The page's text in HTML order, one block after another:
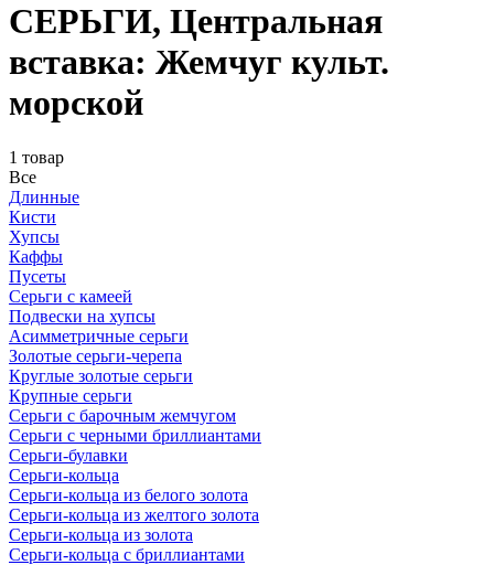
СЕРЬГИ, Центральная
вставка: Жемчуг культ.
морской
1 товар
Все
Длинные
Кисти
Хупсы
Каффы
Пусеты
Серьги с камеей
Подвески на хупсы
Асимметричные серьги
Золотые серьги-черепа
Круглые золотые серьги
Крупные серьги
Серьги с барочным жемчугом
Серьги с черными бриллиантами
Серьги-булавки
Серьги-кольца
Серьги-кольца из белого золота
Серьги-кольца из желтого золота
Серьги-кольца из золота
Серьги-кольца с бриллиантами